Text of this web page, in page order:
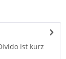
ist kurz